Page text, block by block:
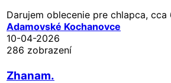
Darujem oblecenie pre chlapca,
Adamovské Kochanovce
10-04-2026
286 zobrazení
Zhanam.